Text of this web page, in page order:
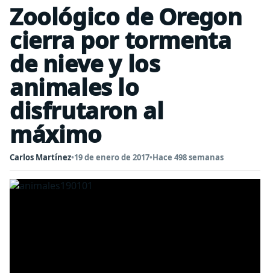
Zoológico de Oregon
cierra por tormenta
de nieve y los
animales lo
disfrutaron al
máximo
Carlos Martínez•19 de enero de 2017•Hace 498 semanas